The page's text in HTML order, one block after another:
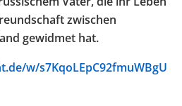
zwischen
gewidmet hat.
w/s7KqoLEpC92fmuWBgU